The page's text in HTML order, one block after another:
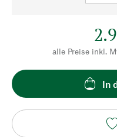
alle Preise inkl.
In